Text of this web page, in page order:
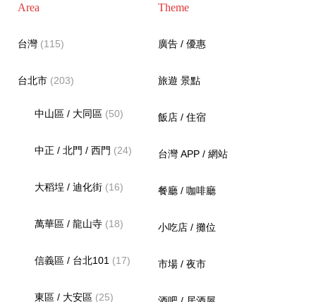
Area
台灣(115)
台北市(203)
中山區 / 大同區 (50)
中正 / 北門 / 西門 (24)
大稻埕 / 迪化街 (16)
萬華區 / 龍山寺 (18)
信義區 / 台北101 (17)
東區 / 大安區 (25)
Theme
廣告 / 優惠
旅遊 景點
飯店 / 住宿
台灣 APP / 網站
餐廳 / 咖啡廳
小吃店 / 攤位
市場 / 夜市